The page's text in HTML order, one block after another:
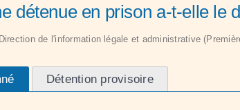
détenue en prison a-t-elle le
de l'information légale et administrative
Détention provisoire